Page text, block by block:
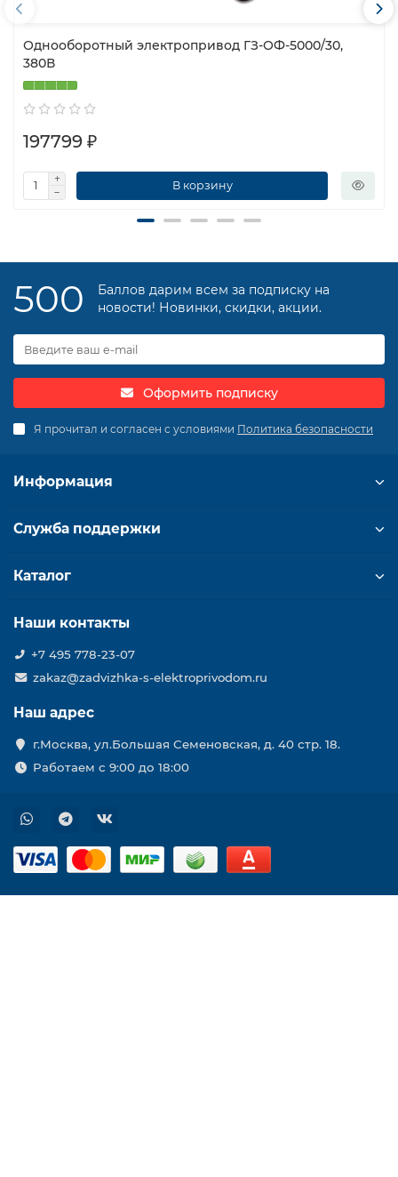
Однооборотный электропривод ГЗ-ОФ-5000/30,
380В
197799 ₽
В корзину
500
Баллов дарим всем за подписку на
новости! Новинки, скидки, акции.
Оформить подписку
Я прочитал и согласен с условиями Политика безопасности
Информация
Служба поддержки
Каталог
Наши контакты
+7 495 778-23-07
zakaz@zadvizhka-s-elektroprivodom.ru
Наш адрес
г.Москва, ул.Большая Семеновская, д. 40 стр. 18.
Работаем с 9:00 до 18:00